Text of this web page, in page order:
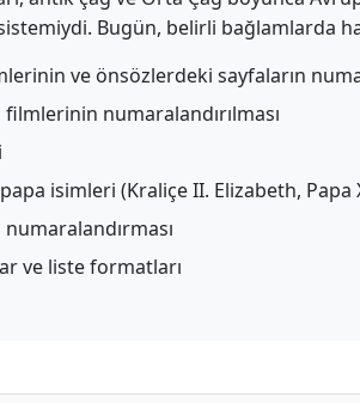
Bugün, belirli bağlamlarda
ve önsözlerdeki sayfaların
numaralandırılması
isimleri (Kraliçe II. Elizabeth, Papa
ve liste formatları